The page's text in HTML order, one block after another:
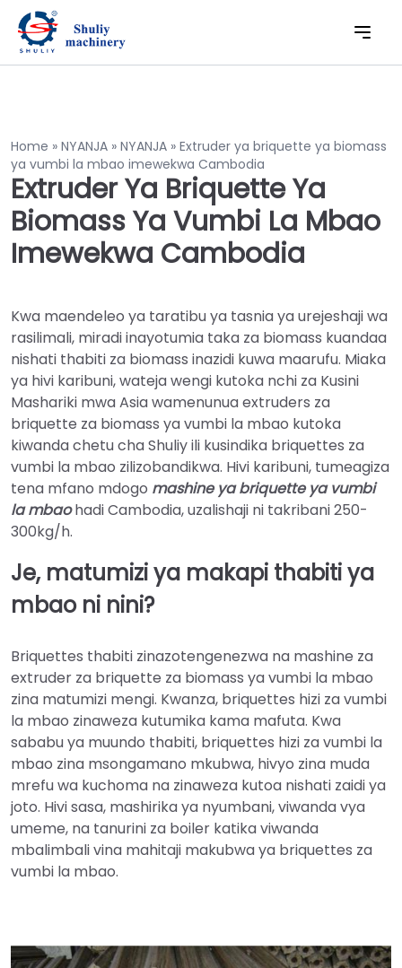
Home » NYANJA » NYANJA » Extruder ya briquette ya biomass
ya vumbi la mbao imewekwa Cambodia
Extruder Ya Briquette Ya
Biomass Ya Vumbi La Mbao
Imewekwa Cambodia
Kwa maendeleo ya taratibu ya tasnia ya urejeshaji wa
rasilimali, miradi inayotumia taka za biomass kuandaa
nishati thabiti za biomass inazidi kuwa maarufu. Miaka
ya hivi karibuni, wateja wengi kutoka nchi za Kusini
Mashariki mwa Asia wamenunua extruders za
briquette za biomass ya vumbi la mbao kutoka
kiwanda chetu cha Shuliy ili kusindika briquettes za
vumbi la mbao zilizobandikwa. Hivi karibuni, tumeagiza
tena mfano mdogo mashine ya briquette ya vumbi
la mbaohadi Cambodia, uzalishaji ni takribani 250-
300kg/h.
Je, matumizi ya makapi thabiti ya
mbao ni nini?
Briquettes thabiti zinazotengenezwa na mashine za
extruder za briquette za biomass ya vumbi la mbao
zina matumizi mengi. Kwanza, briquettes hizi za vumbi
la mbao zinaweza kutumika kama mafuta. Kwa
sababu ya muundo thabiti, briquettes hizi za vumbi la
mbao zina msongamano mkubwa, hivyo zina muda
mrefu wa kuchoma na zinaweza kutoa nishati zaidi ya
joto. Hivi sasa, mashirika ya nyumbani, viwanda vya
umeme, na tanurini za boiler katika viwanda
mbalimbali vina mahitaji makubwa ya briquettes za
vumbi la mbao.